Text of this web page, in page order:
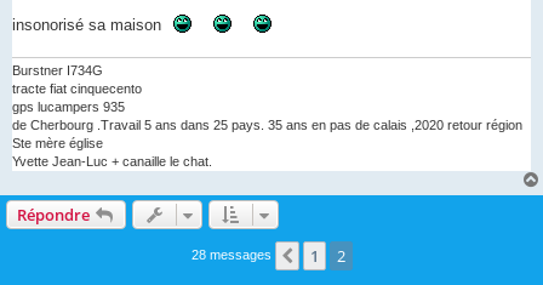
u
insonorisé sa maison
Burstner I734G
tracte fiat cinquecento
gps lucampers 935
de Cherbourg .Travail 5 ans dans 25 pays. 35 ans en pas de calais ,2020 retour région
Ste mère église
Yvette Jean-Luc + canaille le chat.
Répondre
28 messages Précédente
1 2